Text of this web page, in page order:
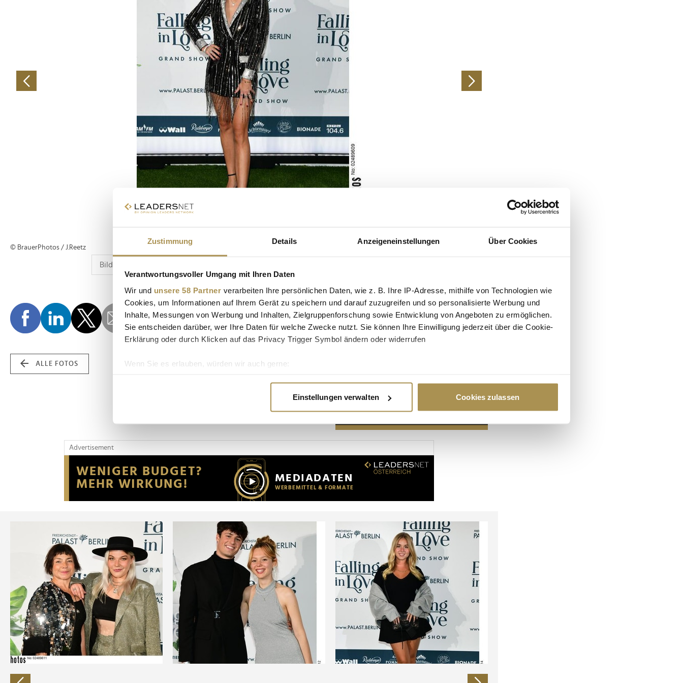
Zustimmung Details Anzeigeneinstellungen Über Cookies
Verantwortungsvoller Umgang mit Ihren Daten
Wir und unsere 58 Partner verarbeiten Ihre persönlichen Daten, wie z. B. Ihre IP-Adresse, mithilfe von Technologien wie
Cookies, um Informationen auf Ihrem Gerät zu speichern und darauf zuzugreifen und so personalisierte Werbung und
Inhalte, Messungen von Werbung und Inhalten, Zielgruppenforschung sowie Entwicklung von Angeboten zu ermöglichen.
Sie entscheiden darüber, wer Ihre Daten für welche Zwecke nutzt. Sie können Ihre Einwilligung jederzeit über die Cookie-
Erklärung oder durch Klicken auf das Privacy Trigger Symbol ändern oder widerrufen
Wenn Sie es erlauben, würden wir auch gerne:
Erfahren Sie mehr darüber, wie Ihre persönlichen Daten verarbeitet werden, und legen Sie Ihre Präferenzen im
Wir verwenden Cookies, um Inhalte und Anzeigen zu personalisieren, Funktionen für soziale Medien anbieten zu können
Website an unsere Partner für soziale Medien, Werbung und Analysen weiter. Unsere Partner führen diese Informationen
möglicherweise mit weiteren Daten zusammen, die Sie ihnen bereitgestellt haben oder die sie im Rahmen Ihrer Nutzung
der Dienste gesammelt haben.
Einstellungen verwalten Cookies zulassen
© BrauerPhotos / J.Reetz
ALLE FOTOS
Advertisement
Advertisement